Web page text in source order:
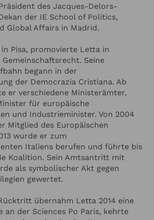
erhielt Letta zahlreiche
darunter den spanischen „Gran
Verdienste und den französischen
und Politikfragen
Letta in seinen Vorträgen die
unserer Zeit. Mit
Verständnis für
Zusammenhänge und politische
er wertvolle strategische
Lösungsansätze für die
des Jacques-Delors-
der IE School of Politics,
Global Affairs in Madrid.
in Pisa, promovierte Letta in
Seine
begann in der
der Democrazia Cristiana. Ab
er verschiedene Ministerämter,
für europäische
und Industrieminister. Von 2004
Mitglied des Europäischen
wurde er zum
Italiens berufen und führte bis
Koalition. Sein Amtsantritt mit
als symbolischer Akt gegen
gewertet.
übernahm Letta 2014 eine
an der Sciences Po Paris, kehrte
IHRER VERANSTALTUNG Hinzufügen
Datenschutzerklärungzur Kenntnis genommen.
dauerhaft gespeichert werden.*
regelmässigen Abständen mit dem LSB
Neuigkeiten informiert werden (Das
kann jederzeit beendet werden).
Sie in unsererDatenschutzerklärung
Abbrechen
Anfrage absenden